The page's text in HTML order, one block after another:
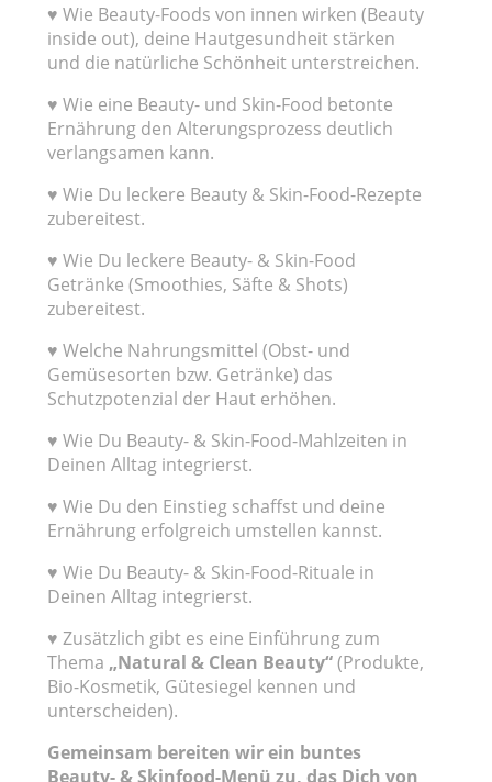
♥ Wie Beauty-Foods von innen wirken (Beauty
inside out), deine Hautgesundheit stärken
und die natürliche Schönheit unterstreichen.
♥ Wie eine Beauty- und Skin-Food betonte
Ernährung den Alterungsprozess deutlich
verlangsamen kann.
♥ Wie Du leckere Beauty & Skin-Food-Rezepte
zubereitest.
♥ Wie Du leckere Beauty- & Skin-Food
Getränke (Smoothies, Säfte & Shots)
zubereitest.
♥ Welche Nahrungsmittel (Obst- und
Gemüsesorten bzw. Getränke) das
Schutzpotenzial der Haut erhöhen.
♥ Wie Du Beauty- & Skin-Food-Mahlzeiten in
Deinen Alltag integrierst.
♥ Wie Du den Einstieg schaffst und deine
Ernährung erfolgreich umstellen kannst.
♥ Wie Du Beauty- & Skin-Food-Rituale in
Deinen Alltag integrierst.
♥ Zusätzlich gibt es eine Einführung zum
Thema „Natural & Clean Beauty“(Produkte,
Bio-Kosmetik, Gütesiegel kennen und
unterscheiden).
Gemeinsam bereiten wir ein buntes
Beauty- & Skinfood-Menü zu, das Dich von